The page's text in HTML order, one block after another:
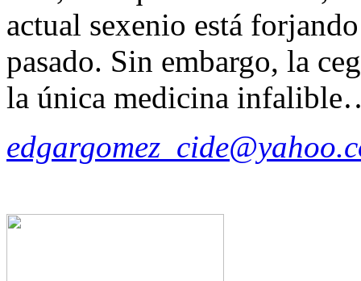
actual sexenio está
pasado. Sin embargo, la
la única medicina